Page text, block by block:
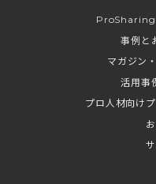
事例と
マガジン
活用事
プロ人材向け